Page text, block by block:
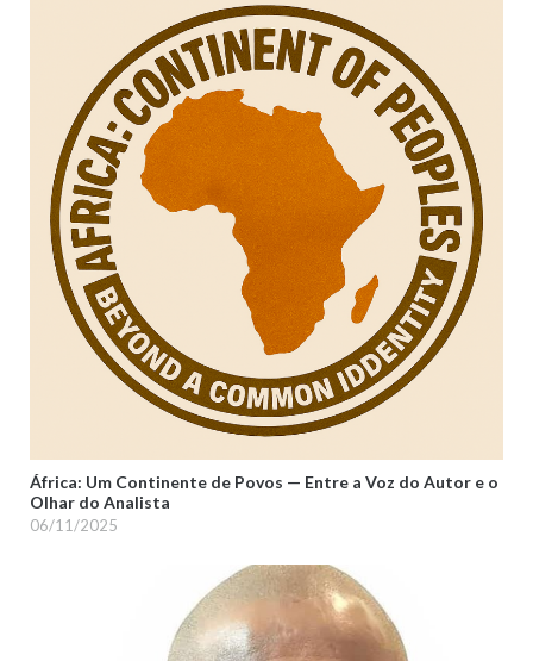
África: Um Continente de Povos — Entre a Voz do Autor e o
Olhar do Analista
06/11/2025